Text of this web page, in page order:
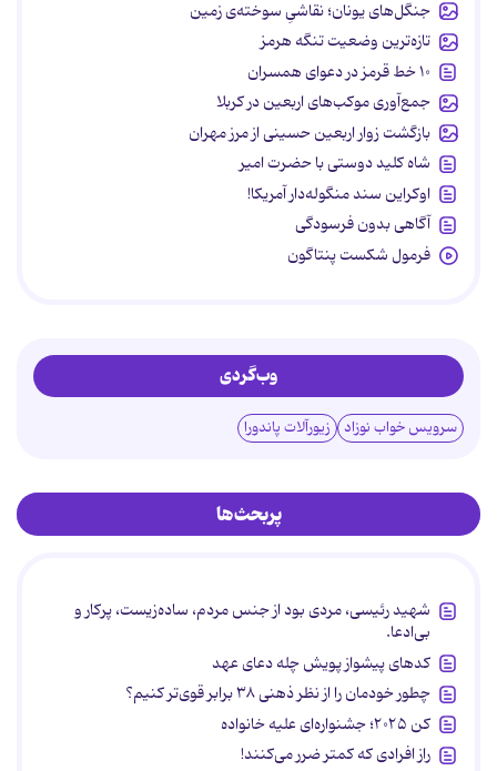
جنگل‌های یونان؛ نقاشیِ سوخته‌ی زمین
تازه‌ترین وضعیت تنگه هرمز
۱۰ خط قرمز در دعوای همسران
جمع‌آوری موکب‌های اربعین در کربلا
بازگشت زوار اربعین حسینی از مرز مهران
شاه کلید دوستی با حضرت امیر
اوکراین سند منگوله‌دار آمریکا!
آگاهی بدون فرسودگی
فرمول شکست پنتاگون
وب‌گردی
سرویس خواب نوزاد زیورآلات پاندورا
پربحث‌ها
شهید رئیسی، مردی بود از جنس مردم، ساده‌زیست، پرکار و
بی‌ادعا.
کدهای پیشواز پویش چله دعای عهد
چطور خودمان را از نظر ذهنی ۳۸ برابر قوی‌تر کنیم؟
کن ۲۰۲۵؛ جشنواره‌ای علیه خانواده
راز افرادی که کمتر ضرر می‌کنند!